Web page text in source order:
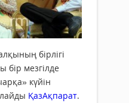
бірлігі
бір мезгілде
күйін
ҚазАқпарат.